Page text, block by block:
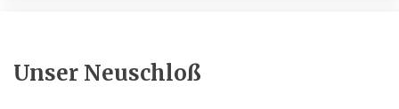
Unser Neuschloß